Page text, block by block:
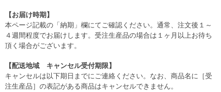
【お届け時期】
本ページ記載の「納期」欄にてご確認ください。通常、注文後１～
４週間程度でお届けします。受注生産品の場合は１ヶ月以上お待ち
頂く場合がございます。
【配送地域 キャンセル受付期限】
キャンセルは以下期日までにご連絡ください。なお、商品名に［受
注生産品］の表記がある商品はキャンセルできません。